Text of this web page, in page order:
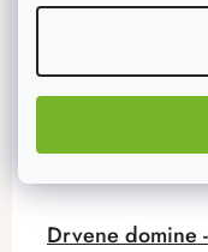
Drvene domine